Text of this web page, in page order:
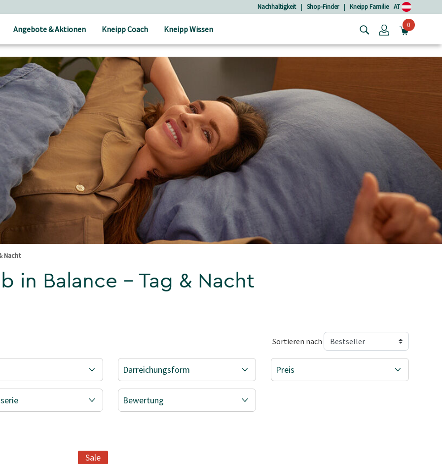
Nachhaltigkeit | Shop-Finder | Kneipp Familie AT
Angebote & Aktionen Kneipp Coach Kneipp Wissen Login0
Nacht
in Balance - Tag & Nacht
Sortieren nach
Darreichungsform Preis
Bewertung
Sale